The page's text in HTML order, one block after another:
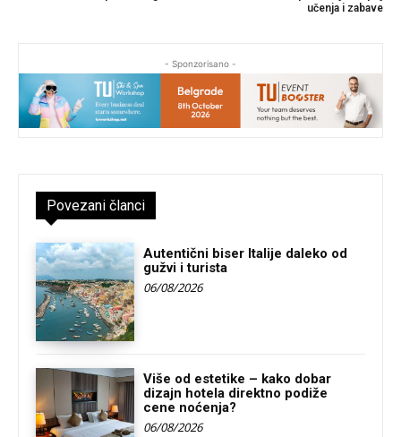
učenja i zabave
- Sponzorisano -
Povezani članci
Autentični biser Italije daleko od
gužvi i turista
06/08/2026
Više od estetike – kako dobar
dizajn hotela direktno podiže
cene noćenja?
06/08/2026